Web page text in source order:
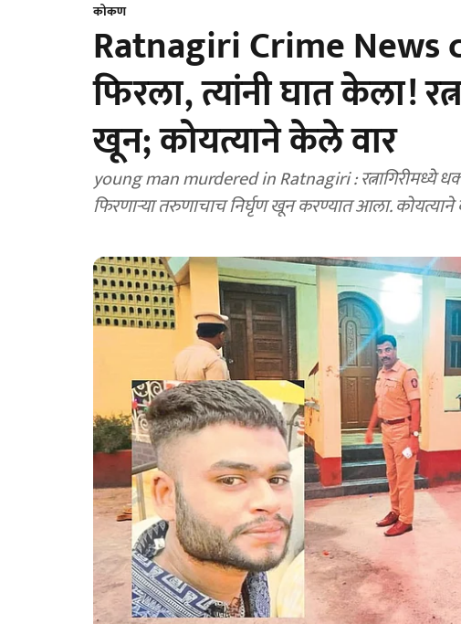
कोकण
Ratnagiri Crime News
फिरला, त्यांनी घात केला!
खून; कोयत्याने केले वार
young man murdered in Ratnagiri : रत्नागिरीमध्ये
फिरणाऱ्या तरुणाचाच निर्घृण खून करण्यात आला.